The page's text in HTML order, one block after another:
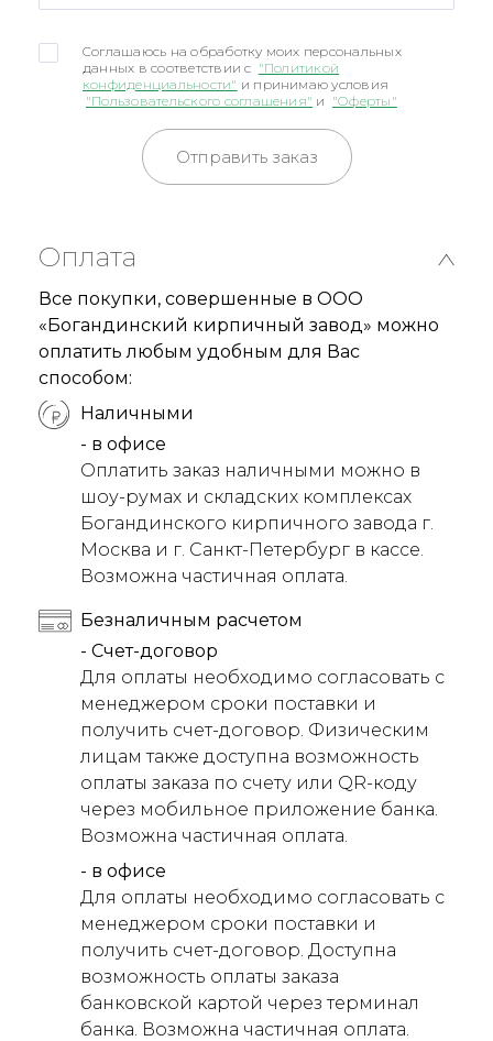
Соглашаюсь на обработку моих персональных
данных в соответствии с "Политикой
конфиденциальности" и принимаю условия
"Пользовательского соглашения" и "Оферты"
Отправить заказ
Оплата
Все покупки, совершенные в ООО
«Богандинский кирпичный завод» можно
оплатить любым удобным для Вас
способом:
Наличными
- в офисе
Оплатить заказ наличными можно в
шоу-румах и складских комплексах
Богандинского кирпичного завода г.
Москва и г. Санкт-Петербург в кассе.
Возможна частичная оплата.
Безналичным расчетом
- Счет-договор
Для оплаты необходимо согласовать с
менеджером сроки поставки и
получить счет-договор. Физическим
лицам также доступна возможность
оплаты заказа по счету или QR-коду
через мобильное приложение банка.
Возможна частичная оплата.
- в офисе
Для оплаты необходимо согласовать с
менеджером сроки поставки и
получить счет-договор. Доступна
возможность оплаты заказа
банковской картой через терминал
банка. Возможна частичная оплата.